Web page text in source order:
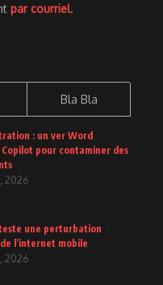
par courriel.
Bla Bla
: un ver Word
pour contaminer des
2026
une perturbation
l’internet mobile
2026